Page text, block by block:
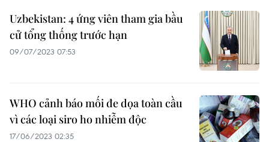
Uzbekistan: 4 ứng viên tham gia bầu
cử tổng thống trước hạn
09/07/2023 07:53
WHO cảnh báo mối đe dọa toàn cầu
vì các loại siro ho nhiễm độc
17/06/2023 02:35